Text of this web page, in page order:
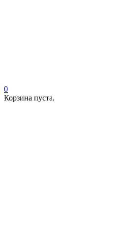
0
Корзина пуста.